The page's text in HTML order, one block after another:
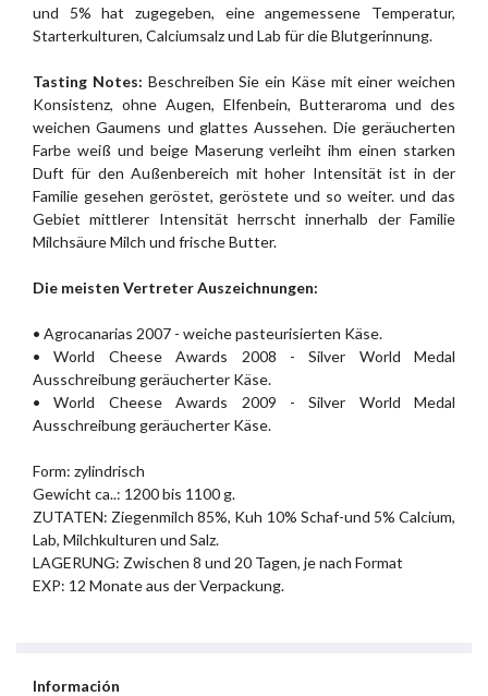
und 5% hat zugegeben, eine angemessene Temperatur,
Starterkulturen, Calciumsalz und Lab für die Blutgerinnung.
Tasting Notes: Beschreiben Sie ein Käse mit einer weichen
Konsistenz, ohne Augen, Elfenbein, Butteraroma und des
weichen Gaumens und glattes Aussehen. Die geräucherten
Farbe weiß und beige Maserung verleiht ihm einen starken
Duft für den Außenbereich mit hoher Intensität ist in der
Familie gesehen geröstet, geröstete und so weiter. und das
Gebiet mittlerer Intensität herrscht innerhalb der Familie
Milchsäure Milch und frische Butter.
Die meisten Vertreter Auszeichnungen:
• Agrocanarias 2007 - weiche pasteurisierten Käse.
• World Cheese Awards 2008 - Silver World Medal
Ausschreibung geräucherter Käse.
• World Cheese Awards 2009 - Silver World Medal
Ausschreibung geräucherter Käse.
Form: zylindrisch
Gewicht ca..: 1200 bis 1100 g.
ZUTATEN: Ziegenmilch 85%, Kuh 10% Schaf-und 5% Calcium,
Lab, Milchkulturen und Salz.
LAGERUNG: Zwischen 8 und 20 Tagen, je nach Format
EXP: 12 Monate aus der Verpackung.
Información